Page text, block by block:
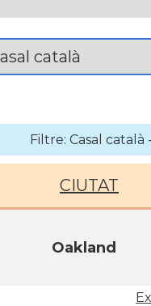
Filtre: Casal català
CIUTAT
Oakland